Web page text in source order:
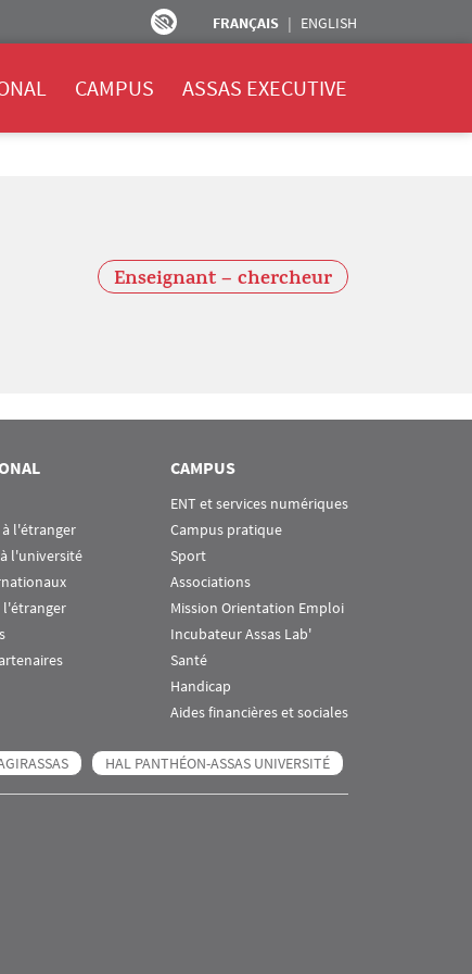
FRANÇAIS ENGLISH
CAMPUS ASSAS EXECUTIVE
Enseignant – chercheur
l'étranger
l'université
l'étranger
CAMPUS
ENT et services numériques
Campus pratique
Sport
Associations
Mission Orientation Emploi
Incubateur Assas Lab'
Santé
Handicap
Aides financières et sociales
HAL PANTHÉON-ASSAS UNIVERSITÉ